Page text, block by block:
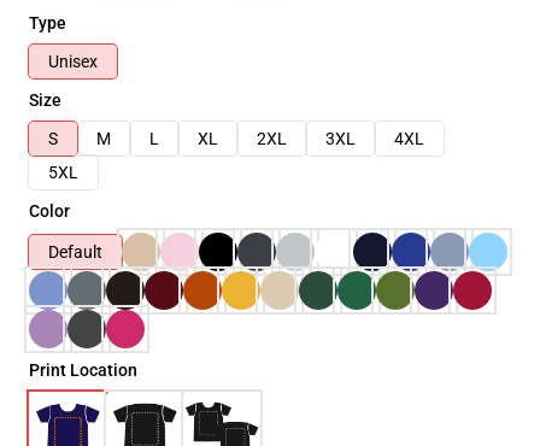
Type
Unisex
Size
S
M L XL 2XL 3XL
4XL
5XL
Color
Default
Print Location